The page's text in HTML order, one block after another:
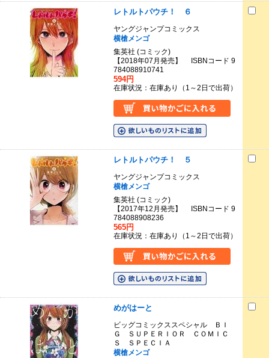
レトルトパウチ！ ６
ヤングジャンプコミックス
横槍メンゴ
集英社 (コミック)
【2018年07月発売】 ISBNコード 9
784088910741
594円
在庫状況：在庫あり（1～2日で出荷）
レトルトパウチ！ ５
ヤングジャンプコミックス
横槍メンゴ
集英社 (コミック)
【2017年12月発売】 ISBNコード 9
784088908236
565円
在庫状況：在庫あり（1～2日で出荷）
めがはーと
ビッグコミックススペシャル ＢＩ
Ｇ ＳＵＰＥＲＩＯＲ ＣＯＭＩＣ
Ｓ ＳＰＥＣＩＡ
横槍メンゴ